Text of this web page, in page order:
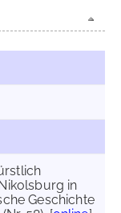
in
Geschichte